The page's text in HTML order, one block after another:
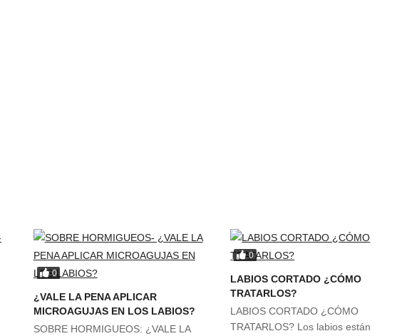
0
¿VALE LA PENA APLICAR
MICROAGUJAS EN LOS LABIOS?
SOBRE HORMIGUEOS: ¿VALE LA
0
LABIOS CORTADO ¿CÓMO
TRATARLOS?
LABIOS CORTADO ¿CÓMO
TRATARLOS? Los labios están